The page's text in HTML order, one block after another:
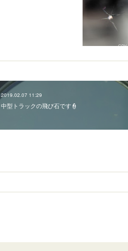
2019.02.07 11:29
中型トラックの飛び石です👮